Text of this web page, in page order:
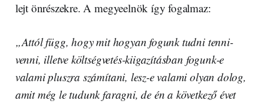
lejt önrészekre. A megyeelnök így fogalmaz:
„Attól függ, hogy mit hogyan fogunk tudni tenni-
venni, illetve költségvetés-kiigazításban fogunk-e
valami pluszra számítani, lesz-e valami olyan dolog,
amit még le tudunk faragni, de én a következő évet